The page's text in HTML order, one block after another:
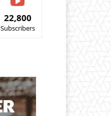
22,800
Subscribers